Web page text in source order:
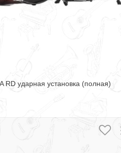
RD ударная установка (полная)